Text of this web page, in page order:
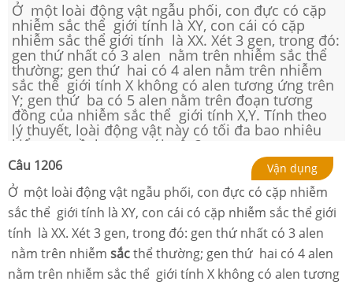
Ở một loài động vật ngẫu phối, con đực có cặp
nhiễm sắc thể giới tính là XY, con cái có cặp
nhiễm sắc thể giới tính là XX. Xét 3 gen, trong đó:
gen thứ nhất có 3 alen nằm trên nhiễm sắc thể
thường; gen thứ hai có 4 alen nằm trên nhiễm
sắc thể giới tính X không có alen tương ứng trên
Y; gen thứ ba có 5 alen nằm trên đoạn tương
đồng của nhiễm sắc thể giới tính X,Y. Tính theo
lý thuyết, loài động vật này có tối đa bao nhiêu
kiểu gen về ba gen nói trên?
Câu 1206 Vận dụng
Ở một loài động vật ngẫu phối, con đực có cặp nhiễm
sắc thể giới tính là XY, con cái có cặp nhiễm sắc thể giới
tính là XX. Xét 3 gen, trong đó: gen thứ nhất có 3 alen
nằm trên nhiễm sắcthể thường; gen thứ hai có 4 alen
nằm trên nhiễm sắc thể giới tính X không có alen tương